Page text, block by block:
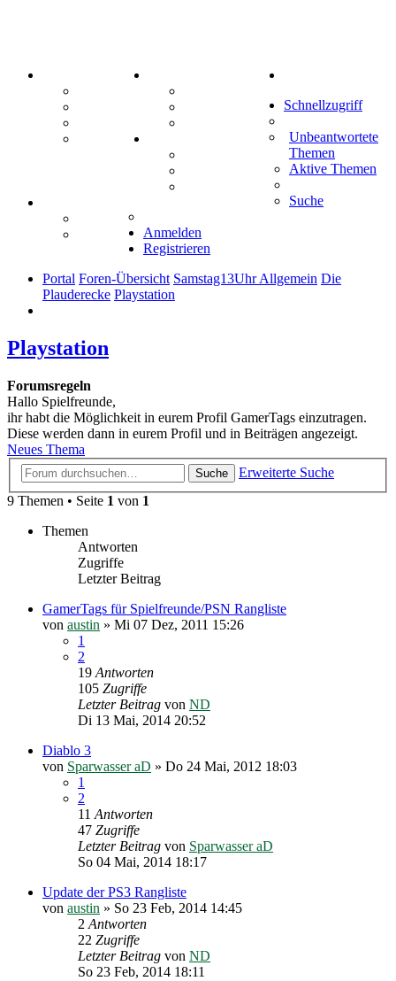
Mastodon
Treffenübersicht
Zitatesammlung
Schiffe versenken
Tipprunde
Comunio
Schnellzugriff
Unbeantwortete
Themen
Aktive Themen
Suche
Anmelden
Registrieren
Portal Foren-Übersicht Samstag13Uhr Allgemein Die
Plauderecke Playstation
Playstation
Forumsregeln
Hallo Spielfreunde,
ihr habt die Möglichkeit in eurem Profil GamerTags einzutragen.
Diese werden dann in eurem Profil und in Beiträgen angezeigt.
Neues Thema
Suche
Erweiterte Suche
9 Themen • Seite 1 von 1
Themen
Antworten
Zugriffe
Letzter Beitrag
GamerTags für Spielfreunde/PSN Rangliste
von austin » Mi 07 Dez, 2011 15:26
1
2
19Antworten
105 Zugriffe
Letzter Beitrag von ND
Di 13 Mai, 2014 20:52
Diablo 3
von Sparwasser aD » Do 24 Mai, 2012 18:03
1
2
11Antworten
47 Zugriffe
Letzter Beitrag von Sparwasser aD
So 04 Mai, 2014 18:17
Update der PS3 Rangliste
von austin » So 23 Feb, 2014 14:45
2Antworten
22 Zugriffe
Letzter Beitrag von ND
So 23 Feb, 2014 18:11